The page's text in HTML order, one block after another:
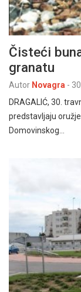
Čisteći
granatu
Autor Novagra -
DRAGALIĆ, 30.
predstavljaju
Domovinskog…